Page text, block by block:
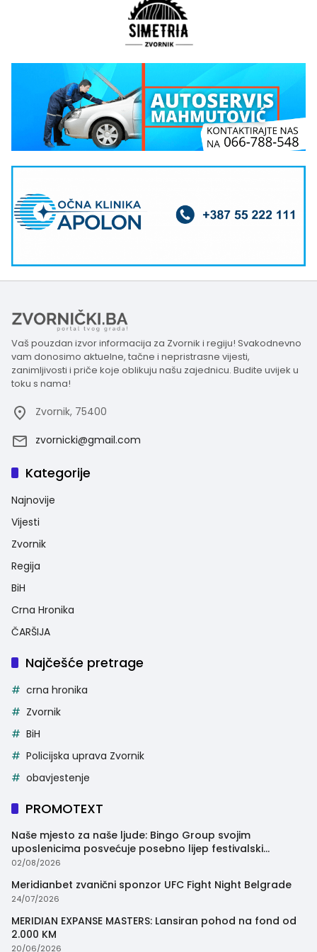
Vaš pouzdan izvor informacija za Zvornik i regiju! Svakodnevno
vam donosimo aktuelne, tačne i nepristrasne vijesti,
zanimljivosti i priče koje oblikuju našu zajednicu. Budite uvijek u
toku s nama!
Zvornik, 75400
zvornicki@gmail.com
Kategorije
Najnovije
Vijesti
Zvornik
Regija
BiH
Crna Hronika
ČARŠIJA
Najčešće pretrage
crna hronika
Zvornik
BiH
Policijska uprava Zvornik
obavjestenje
PROMOTEXT
Naše mjesto za naše ljude: Bingo Group svojim
uposlenicima posvećuje posebno lijep festivalski
trenutak
02/08/2026
Meridianbet zvanični sponzor UFC Fight Night Belgrade
24/07/2026
MERIDIAN EXPANSE MASTERS: Lansiran pohod na fond od
2.000 KM
20/06/2026